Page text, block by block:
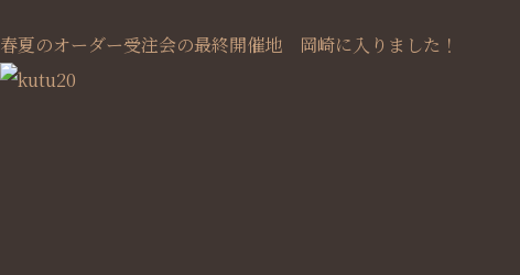
春夏のオーダー受注会の最終開催地 岡崎に入りました！